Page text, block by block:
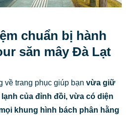
chuẩn bị hành
săn mây Đà Lạt
về trang phục giúp bạn vừa giữ
của đỉnh đồi, vừa có diện
khung hình bách phân hằng